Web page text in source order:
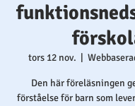
tors 12 nov.
Den här föreläsningen
förståelse för barn som